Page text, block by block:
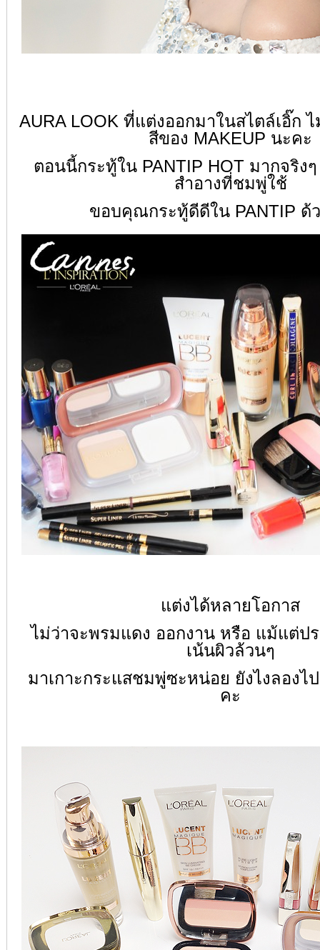
AURA LOOK ที่แต่งออกมาในสไตล์เอิ๊กไ
สีของ MAKEUP นะคะ
ตอนนี้กระทู้ใน PANTIP HOT มากจริง
สำอางที่ชมพู่ใช้
ขอบคุณกระทู้ดีดีใน PANTIP ด้
แต่งได้หลายโอกาส
ไม่ว่าจะพรมแดง ออกงาน หรือ แม้แต่ป
เน้นผิวล้วนๆ
มาเกาะกระแสชมพู่ซะหน่อย ยังไงลองไ
คะ